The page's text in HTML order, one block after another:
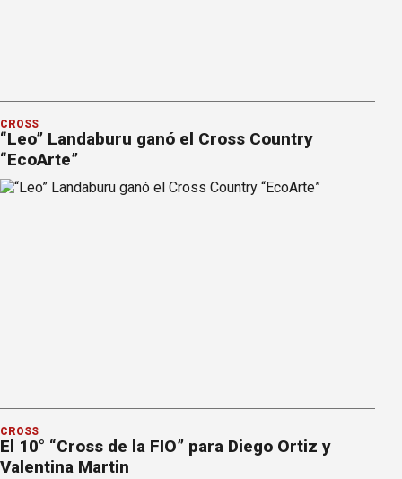
CROSS
“Leo” Landaburu ganó el Cross Country
“EcoArte”
CROSS
El 10° “Cross de la FIO” para Diego Ortiz y
Valentina Martin